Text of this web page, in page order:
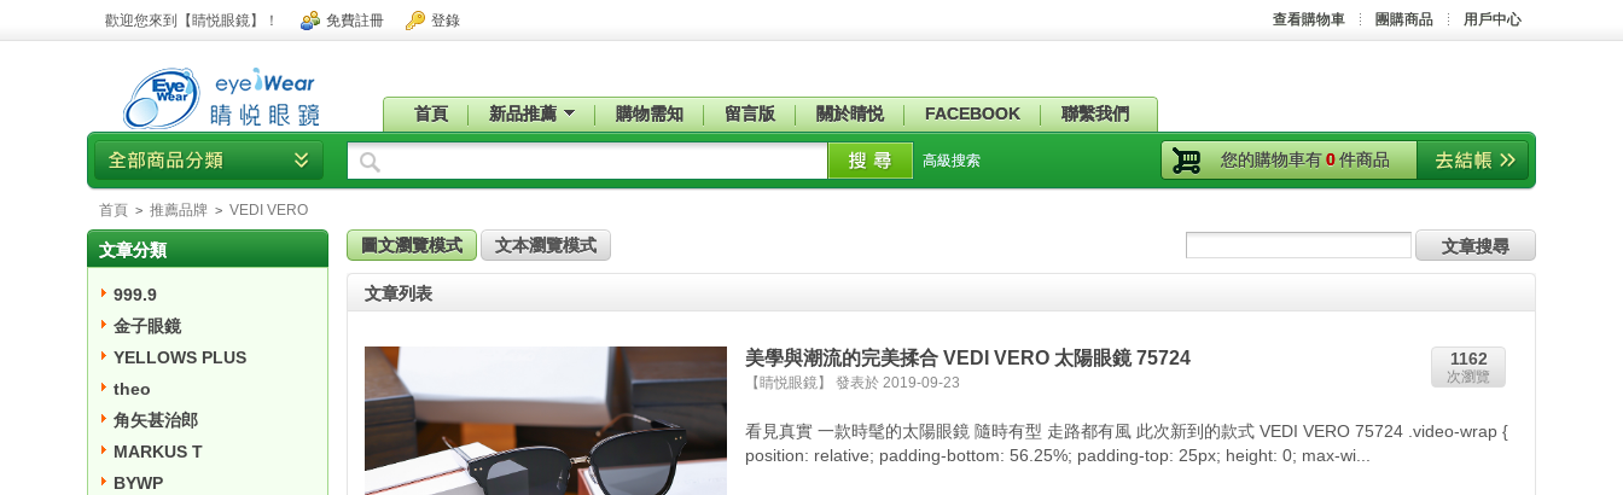
歡迎您來到【睛悦眼鏡】！ 免費註冊 登錄 查看購物車 團購商品 用戶中心
您的購物車有0件商品
高級搜索
首頁 新品推薦 購物需知 留言版 關於睛悦 FACEBOOK 聯繫我們
首頁 > 推薦品牌 > VEDI VERO
圖文瀏覽模式 文本瀏覽模式
文章列表
美學與潮流的完美揉合 VEDI VERO 太陽眼鏡 75724
【睛悦眼鏡】 發表於 2019-09-23
看見真實 一款時髦的太陽眼鏡 隨時有型 走路都有風 此次新到的款式 VEDI VERO 75724 .video-wrap {
position: relative; padding-bottom: 56.25%; padding-top: 25px; height: 0; max-wi...
1162
次瀏覽
文章分類
999.9
金子眼鏡
YELLOWS PLUS
theo
角矢甚治郎
MARKUS T
BYWP